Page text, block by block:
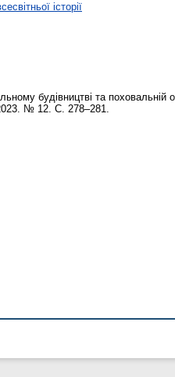
історії
будівництві та поховальній
№ 12. С. 278–281.